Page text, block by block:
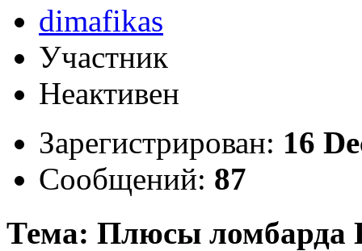
dimafikas
Участник
Неактивен
Зарегистрирован: 16
Сообщений: 87
Тема: Плюсы ломбарда